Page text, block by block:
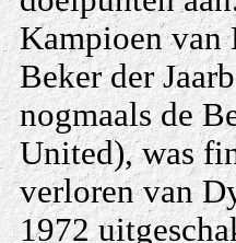
Kampioen van
Beker der
nogmaals de
United), was
verloren van
1972